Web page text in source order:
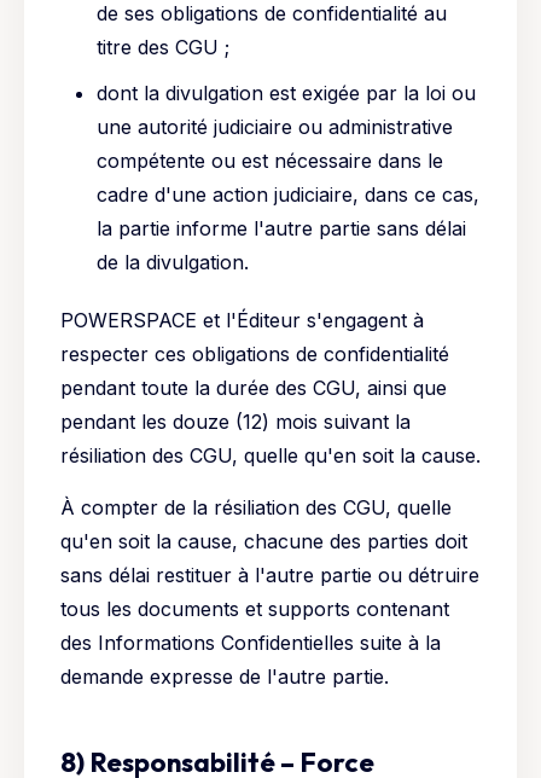
de ses obligations de confidentialité au
titre des CGU ;
dont la divulgation est exigée par la loi ou
une autorité judiciaire ou administrative
compétente ou est nécessaire dans le
cadre d'une action judiciaire, dans ce cas,
la partie informe l'autre partie sans délai
de la divulgation.
POWERSPACE et l'Éditeur s'engagent à
respecter ces obligations de confidentialité
pendant toute la durée des CGU, ainsi que
pendant les douze (12) mois suivant la
résiliation des CGU, quelle qu'en soit la cause.
À compter de la résiliation des CGU, quelle
qu'en soit la cause, chacune des parties doit
sans délai restituer à l'autre partie ou détruire
tous les documents et supports contenant
des Informations Confidentielles suite à la
demande expresse de l'autre partie.
8) Responsabilité – Force